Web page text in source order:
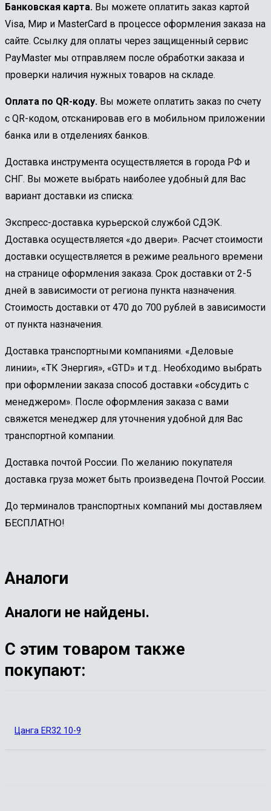
Банковская карта. Вы можете оплатить заказ картой
Visa, Мир и MasterCard в процессе оформления заказа на
сайте. Ссылку для оплаты через защищенный сервис
PayMaster мы отправляем после обработки заказа и
проверки наличия нужных товаров на складе.
Оплата по QR-коду. Вы можете оплатить заказ по счету
с QR-кодом, отсканировав его в мобильном приложении
банка или в отделениях банков.
Доставка инструмента осуществляется в города РФ и
СНГ. Вы можете выбрать наиболее удобный для Вас
вариант доставки из списка:
Экспресс-доставка курьерской службой СДЭК.
Доставка осуществляется «до двери». Расчет стоимости
доставки осуществляется в режиме реального времени
на странице оформления заказа. Срок доставки от 2-5
дней в зависимости от региона пункта назначения.
Стоимость доставки от 470 до 700 рублей в зависимости
от пункта назначения.
Доставка транспортными компаниями. «Деловые
линии», «ТК Энергия», «GTD» и т.д.. Необходимо выбрать
при оформлении заказа способ доставки «обсудить с
менеджером». После оформления заказа с вами
свяжется менеджер для уточнения удобной для Вас
транспортной компании.
Доставка почтой России. По желанию покупателя
доставка груза может быть произведена Почтой России.
До терминалов транспортных компаний мы доставляем
БЕСПЛАТНО!
Аналоги
Аналоги не найдены.
С этим товаром также
покупают:
Цанга ER32 10-9